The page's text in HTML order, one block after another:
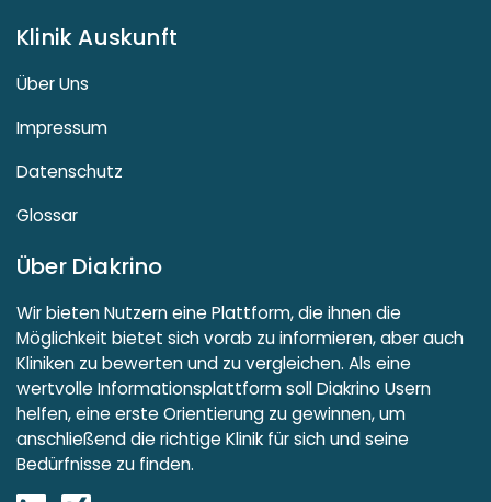
Klinik Auskunft
Über Uns
Impressum
Datenschutz
Glossar
Über Diakrino
Wir bieten Nutzern eine Plattform, die ihnen die
Möglichkeit bietet sich vorab zu informieren, aber auch
Kliniken zu bewerten und zu vergleichen. Als eine
wertvolle Informationsplattform soll Diakrino Usern
helfen, eine erste Orientierung zu gewinnen, um
anschließend die richtige Klinik für sich und seine
Bedürfnisse zu finden.